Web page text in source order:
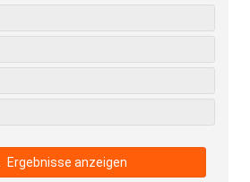
Ergebnisse anzeigen